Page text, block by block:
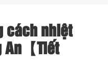
cách nhiệt
An【Tiết